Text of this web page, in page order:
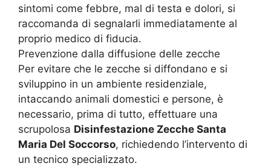
sintomi come febbre, mal di testa e dolori, si
raccomanda di segnalarli immediatamente al
proprio medico di fiducia.
Prevenzione dalla diffusione delle zecche
Per evitare che le zecche si diffondano e si
sviluppino in un ambiente residenziale,
intaccando animali domestici e persone, è
necessario, prima di tutto, effettuare una
scrupolosa Disinfestazione Zecche Santa
Maria Del Soccorso, richiedendo l’intervento di
un tecnico specializzato.